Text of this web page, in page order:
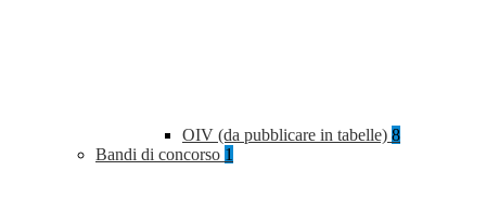
OIV (da pubblicare in tabelle) 8
Bandi di concorso 1